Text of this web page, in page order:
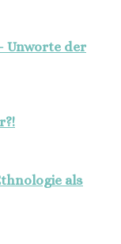
Unworte der
als